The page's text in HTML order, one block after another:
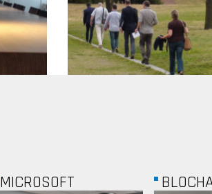
BLOCHAMPS